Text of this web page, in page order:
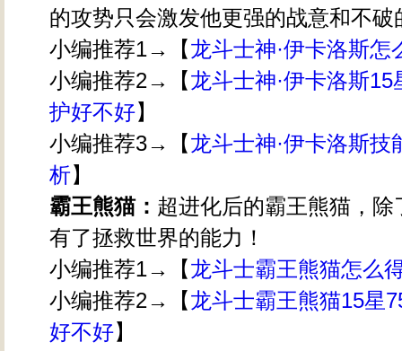
的攻势只会激发他更强的战意和不破
小编推荐1→【龙斗士神·伊卡洛斯怎
小编推荐2→【龙斗士神·伊卡洛斯
护好不好】
小编推荐3→【龙斗士神·伊卡洛斯技
析】
霸王熊猫： 超进化后的霸王熊猫，除
有了拯救世界的能力！
小编推荐1→【龙斗士霸王熊猫怎么
小编推荐2→【龙斗士霸王熊猫15星
好不好】